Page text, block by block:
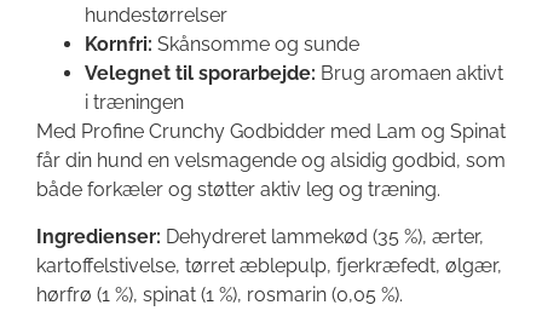
hundestørrelser
Kornfri: Skånsomme og sunde
Velegnet til sporarbejde: Brug aromaen aktivt
i træningen
Med Profine Crunchy Godbidder med Lam og Spinat
får din hund en velsmagende og alsidig godbid, som
både forkæler og støtter aktiv leg og træning.
Ingredienser: Dehydreret lammekød (35 %), ærter,
kartoffelstivelse, tørret æblepulp, fjerkræfedt, ølgær,
hørfrø (1 %), spinat (1 %), rosmarin (0,05 %).